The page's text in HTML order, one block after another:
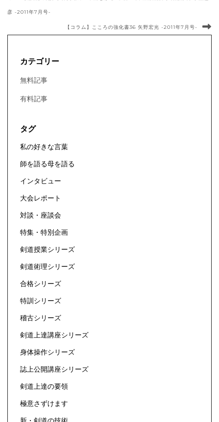
彦 -2011年7月号-
【コラム】こころの強化書36 矢野宏光 -2011年7月号-
カテゴリー
無料記事
有料記事
タグ
私の好きな言葉
師を語る母を語る
インタビュー
大会レポート
対談・座談会
特集・特別企画
剣道授業シリーズ
剣道術理シリーズ
合格シリーズ
特訓シリーズ
稽古シリーズ
剣道上達講座シリーズ
身体操作シリーズ
誌上公開講座シリーズ
剣道上達の要領
極意さずけます
新・剣道の技術